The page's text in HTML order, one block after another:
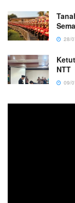
28/
NTT
09/